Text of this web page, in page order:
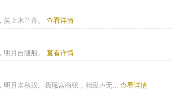
上木兰舟。 查看详情
月自随船。 查看详情
月当秋汉。我愿宫商弦，相应声无... 查看详情